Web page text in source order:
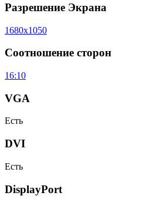
Разрешение Экрана
1680x1050
Соотношение сторон
16:10
VGA
Есть
DVI
Есть
DisplayPort